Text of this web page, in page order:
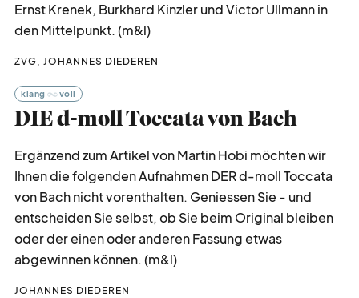
Ernst Krenek, Burkhard Kinzler und Victor Ullmann in
den Mittelpunkt. (m&l)
ZVG, JOHANNES DIEDEREN
klang voll
DIE d-moll Toccata von Bach
Ergänzend zum Artikel von Martin Hobi möchten wir
Ihnen die folgenden Aufnahmen DER d-moll Toccata
von Bach nicht vorenthalten. Geniessen Sie - und
entscheiden Sie selbst, ob Sie beim Original bleiben
oder der einen oder anderen Fassung etwas
abgewinnen können. (m&l)
JOHANNES DIEDEREN